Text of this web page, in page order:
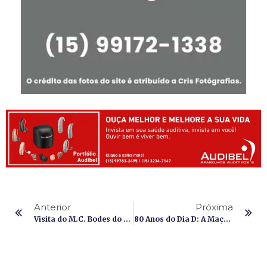
Anterior
Visita do M.C. Bodes do Asfalto na Loja Harmonia e Trabalho
Próxima
80 Anos do Dia D: A Maçonaria na Segunda Guerra Mundial